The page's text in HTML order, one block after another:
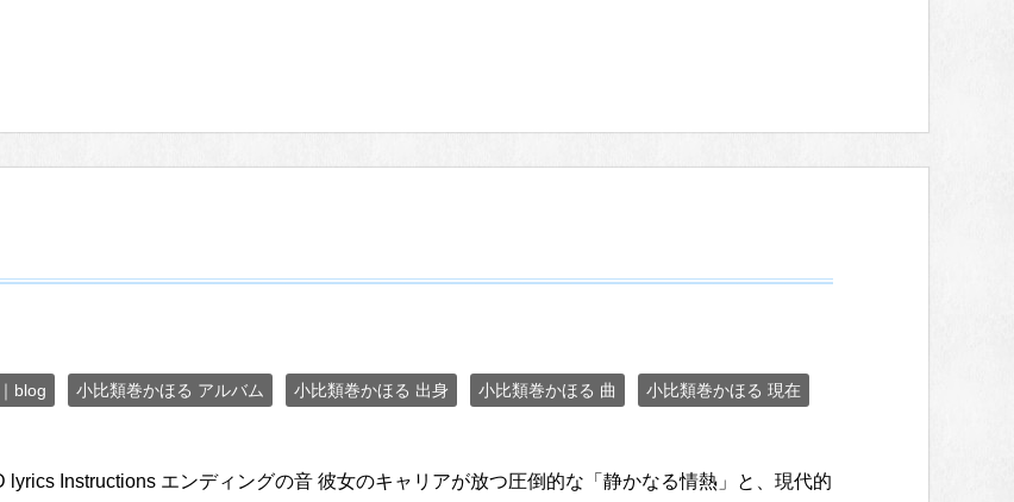
blog 小比類巻かほる アルバム 小比類巻かほる 出身 小比類巻かほる 曲 小比類巻かほる 現在
lyrics Instructions エンディングの音 彼女のキャリアが放つ圧倒的な「静かなる情熱」と、現代的